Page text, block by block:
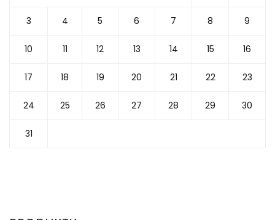
3 4 5 6 7 8 9
10 11 12 13 14 15 16
17 18 19 20 21 22 23
24 25 26 27 28 29 30
31